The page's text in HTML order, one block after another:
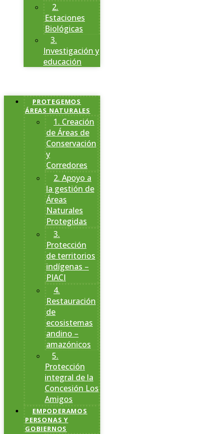
2.
Estaciones
Biológicas
3.
Investigación y
educación
PROTEGEMOS
ÁREAS NATURALES
1. Creación
de Áreas de
Conservación
y
Corredores
2. Apoyo a
la gestión de
Áreas
Naturales
Protegidas
3.
Protección
de territorios
indígenas –
PIACI
4.
Restauración
de
ecosistemas
andino –
amazónicos
5.
Protección
integral de la
Concesión Los
Amigos
EMPODERAMOS
PERSONAS Y
GOBIERNOS